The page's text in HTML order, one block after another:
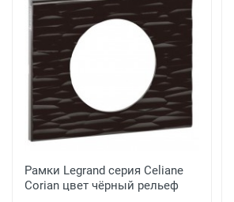
Рамки Legrand серия Celiane
Corian цвет чёрный рельеф